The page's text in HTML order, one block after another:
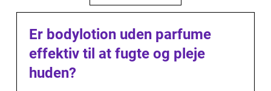
Er bodylotion uden parfume
effektiv til at fugte og pleje
huden?